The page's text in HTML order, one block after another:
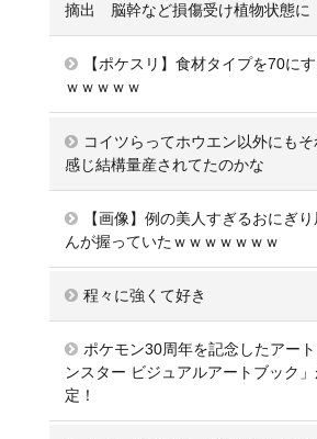
摘出 脳幹など損傷受け植物状態に
【ポケスリ】食材タイプを70に
ｗｗｗｗｗ
コイツらってホウエン以外にも
感じ結構量産されてたのかな
【画像】例の美人すぎるおにぎ
んが握っていたｗｗｗｗｗｗｗ
程々に強くて好き
ポケモン30周年を記念したアー
ンスター ビジュアルアートブック
定！